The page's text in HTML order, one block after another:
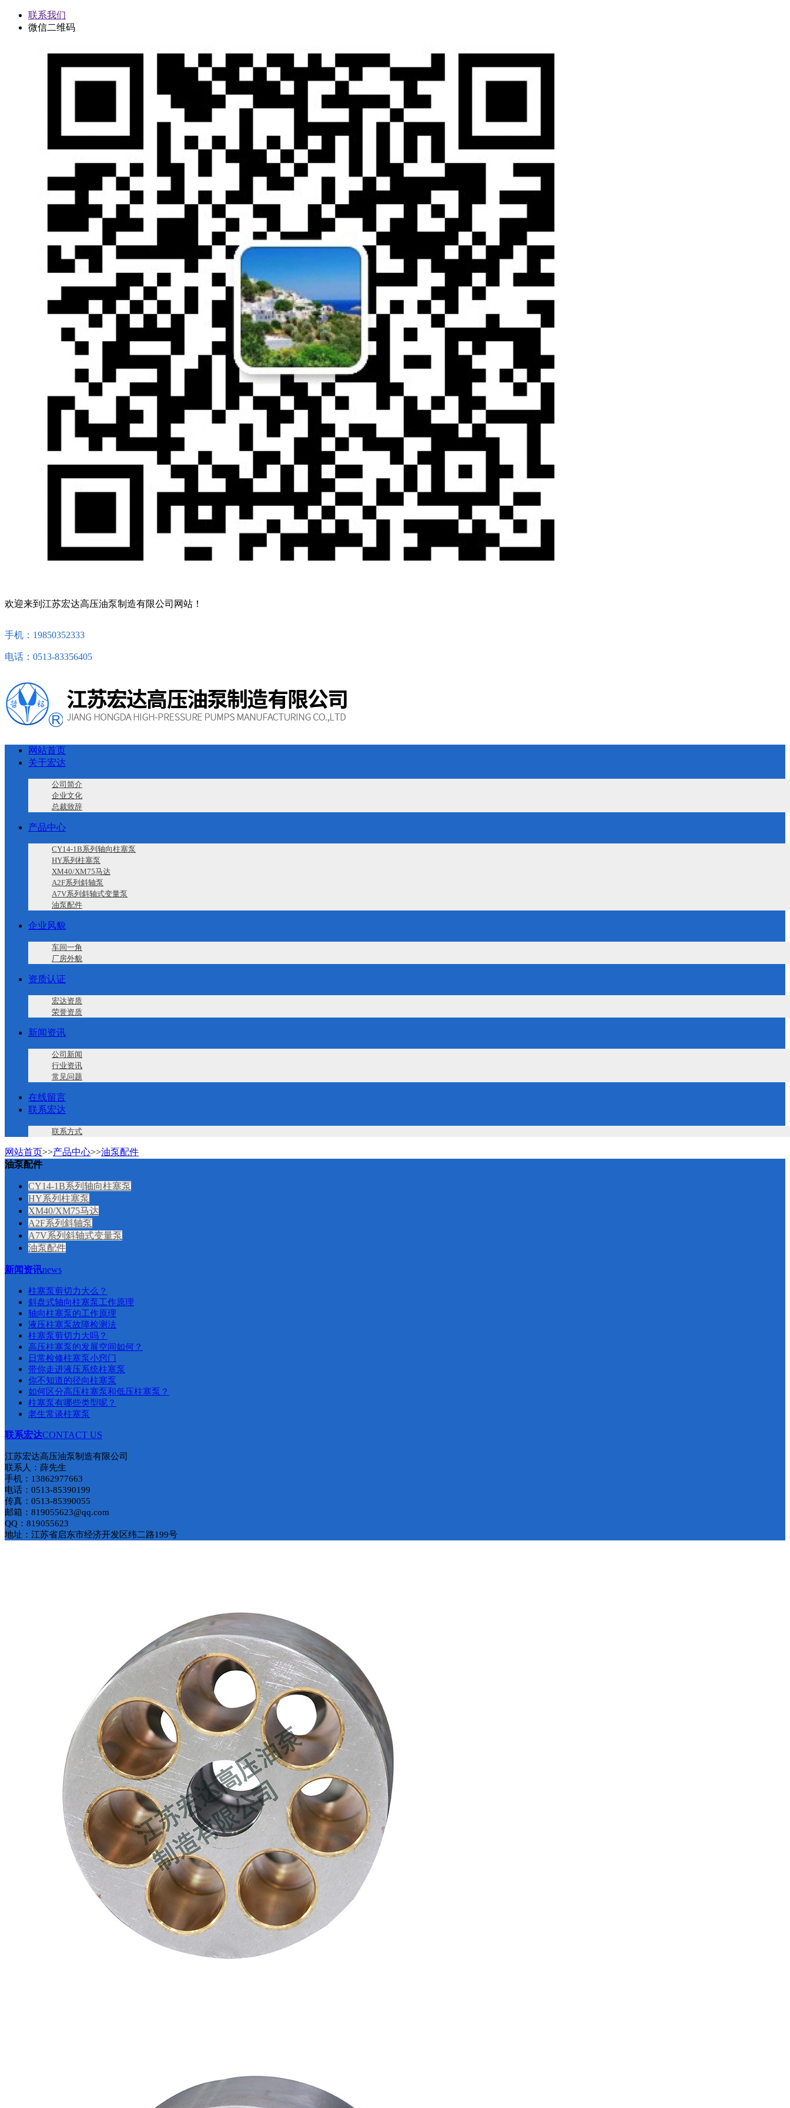
联系我们
微信二维码
欢迎来到江苏宏达高压油泵制造有限公司网站！
手机：19850352333
电话：0513-83356405
网站首页
关于宏达
公司简介
企业文化
总裁致辞
产品中心
CY14-1B系列轴向柱塞泵
HY系列柱塞泵
XM40/XM75马达
A2F系列斜轴泵
A7V系列斜轴式变量泵
油泵配件
企业风貌
车间一角
厂房外貌
资质认证
宏达资质
荣誉资质
新闻资讯
公司新闻
行业资讯
常见问题
在线留言
联系宏达
联系方式
网站首页>>产品中心>>油泵配件
油泵配件
CY14-1B系列轴向柱塞泵
HY系列柱塞泵
XM40/XM75马达
A2F系列斜轴泵
A7V系列斜轴式变量泵
油泵配件
新闻资讯news
柱塞泵剪切力大么？
斜盘式轴向柱塞泵工作原理
轴向柱塞泵的工作原理
液压柱塞泵故障检测法
柱塞泵剪切力大吗？
​高压柱塞泵的发展空间如何？
日常检修柱塞泵小窍门
带你走进液压系统柱塞泵
你不知道的径向柱塞泵
如何区分高压柱塞泵和低压柱塞泵​？
柱塞泵有哪些类型呢？
老生常谈柱塞泵
联系宏达CONTACT US
江苏宏达高压油泵制造有限公司
联系人：薛先生
手机：13862977663
电话：0513-85390199
传真：0513-85390055
邮箱：819055623@qq.com
QQ：819055623
地址：江苏省启东市经济开发区纬二路199号